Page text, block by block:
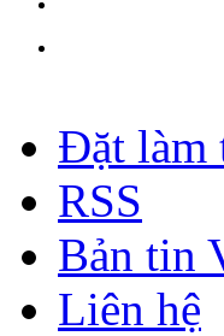
Đặt làm
RSS
Bản tin
Liên hệ